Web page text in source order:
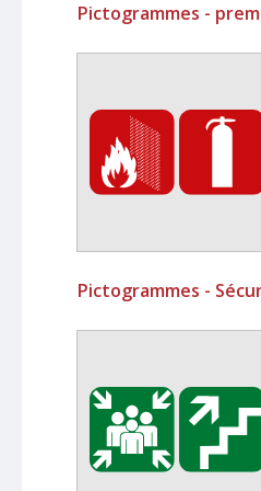
Pictogrammes -
Pictogrammes -